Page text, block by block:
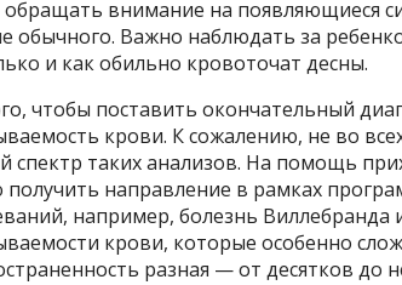
внимание на появляющиеся
обычного. Важно наблюдать за
и как обильно кровоточат десны.
чтобы поставить окончательный
крови. К сожалению, не во
спектр таких анализов. На помощь
направление в рамках
например, болезнь Виллебранда
крови, которые особенно
разная — от десятков до